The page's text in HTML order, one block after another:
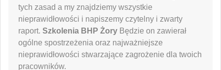
tych zasad a my znajdziemy wszystkie
nieprawidłowości i napiszemy czytelny i zwarty
raport. Szkolenia BHP Żory Będzie on zawierał
ogólne spostrzeżenia oraz najważniejsze
nieprawidłowości stwarzające zagrożenie dla twoich
pracowników.